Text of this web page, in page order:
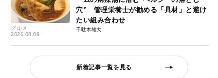
グルメ
2026.08.09
穴” 管理栄養士が勧める「具材」と避け
たい組み合わせ
千駄木雄大
新着記事一覧を見る